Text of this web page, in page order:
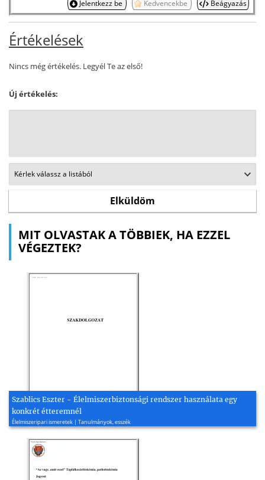
Jelentkezz be Kedvencekbe Beágyazás
Értékelések
Nincs még értékelés. Legyél Te az első!
Új értékelés:
MIT OLVASTAK A TÖBBIEK, HA EZZEL
VÉGEZTEK?
Szablics Eszter - Élelmiszerbiztonsági rendszer használata egy
konkrét étteremnél
Élelmiszeripari ismeretek | Tanulmányok, esszék